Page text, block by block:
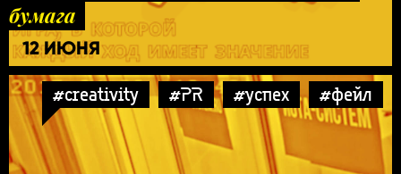
бумага
12 ИЮНЯ
#creativity #PR #успех #фейл